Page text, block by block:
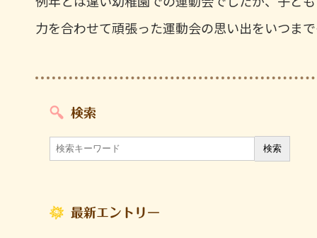
力を合わせて頑張った運動会の思い出をいつま
検索
最新エントリー